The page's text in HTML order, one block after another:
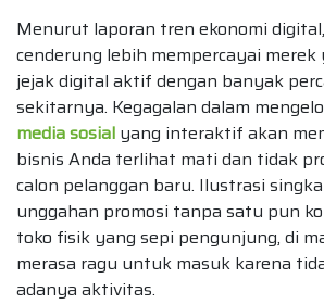
Menurut laporan tren ekonomi
cenderung lebih mempercayai
jejak digital aktif dengan banyak
sekitarnya. Kegagalan dalam
media sosial yang interaktif akan
bisnis Anda terlihat mati dan tidak
calon pelanggan baru. Ilustrasi
unggahan promosi tanpa satu pun
toko fisik yang sepi pengunjung, di
merasa ragu untuk masuk karena
adanya aktivitas.